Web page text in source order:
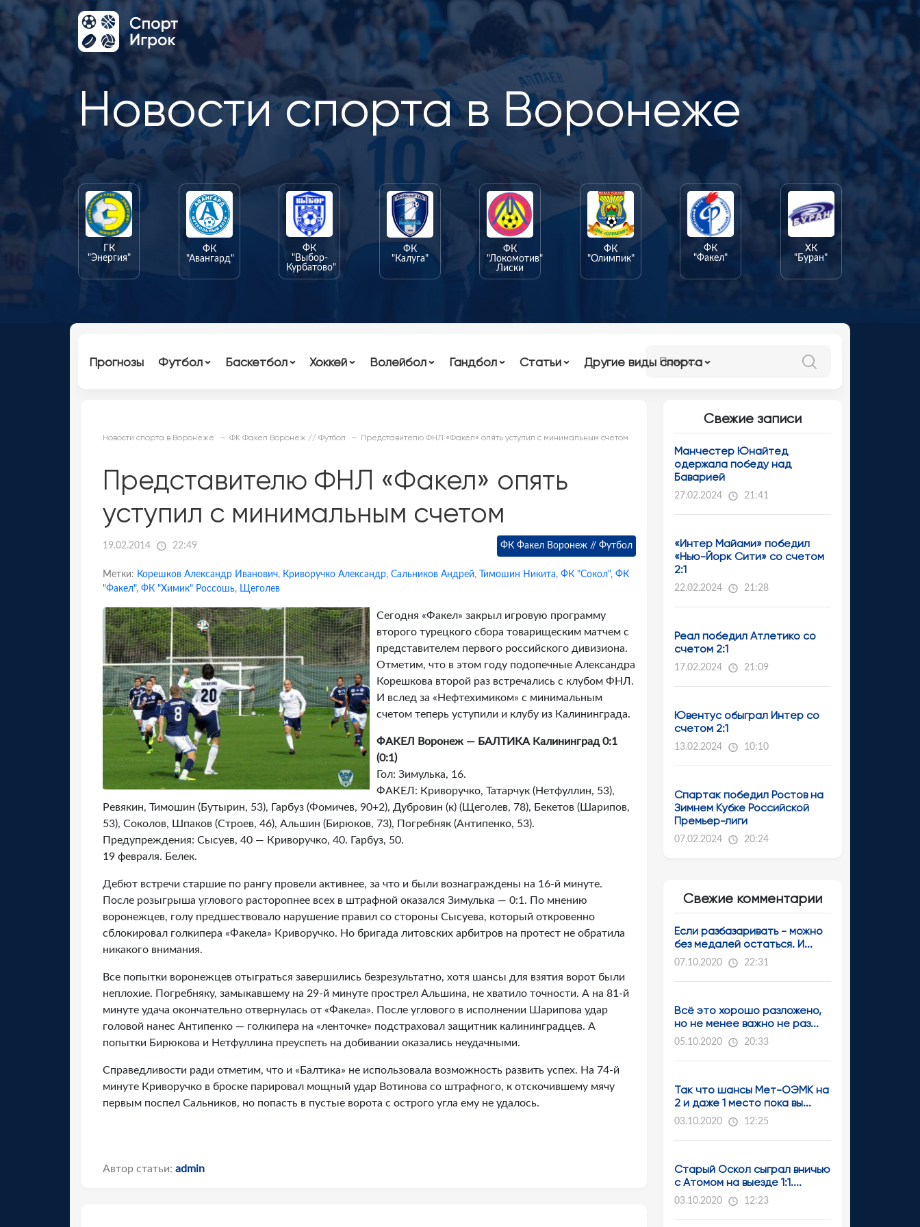
Новости спорта в Воронеже
ГК
"Энергия"
ФК
"Авангард"
ФК
"Выбор-
Курбатово"
ФК
"Калуга"
ФК
"Локомотив"
Лиски
ФК
"Олимпик"
ФК
"Факел"
ХК
"Буран"
Прогнозы Футбол Баскетбол Хоккей Волейбол Гандбол Статьи Другие виды спорта
Новости спорта в Воронеже ФК Факел Воронеж // Футбол Представителю ФНЛ «Факел» опять уступил с минимальным счетом
Представителю ФНЛ «Факел» опять
уступил с минимальным счетом
19.02.2014 22:49 ФК Факел Воронеж // Футбол
Метки: Корешков Александр Иванович, Криворучко Александр, Сальников Андрей, Тимошин Никита, ФК "Сокол", ФК
"Факел", ФК "Химик" Россошь, Щеголев
Сегодня «Факел» закрыл игровую программу
второго турецкого сбора товарищеским матчем с
представителем первого российского дивизиона.
Отметим, что в этом году подопечные Александра
Корешкова второй раз встречались с клубом ФНЛ.
И вслед за «Нефтехимиком» с минимальным
счетом теперь уступили и клубу из Калининграда.
ФАКЕЛ Воронеж — БАЛТИКА Калининград 0:1
(0:1)
Гол: Зимулька, 16.
ФАКЕЛ: Криворучко, Татарчук (Нетфуллин, 53),
Ревякин, Тимошин (Бутырин, 53), Гарбуз (Фомичев, 90+2), Дубровин (к) (Щеголев, 78), Бекетов (Шарипов,
53), Соколов, Шпаков (Строев, 46), Альшин (Бирюков, 73), Погребняк (Антипенко, 53).
Предупреждения: Сысуев, 40 — Криворучко, 40. Гарбуз, 50.
19 февраля. Белек.
Дебют встречи старшие по рангу провели активнее, за что и были вознаграждены на 16-й минуте.
После розыгрыша углового расторопнее всех в штрафной оказался Зимулька — 0:1. По мнению
воронежцев, голу предшествовало нарушение правил со стороны Сысуева, который откровенно
сблокировал голкипера «Факела» Криворучко. Но бригада литовских арбитров на протест не обратила
никакого внимания.
Все попытки воронежцев отыграться завершились безрезультатно, хотя шансы для взятия ворот были
неплохие. Погребняку, замыкавшему на 29-й минуте прострел Альшина, не хватило точности. А на 81-й
минуте удача окончательно отвернулась от «Факела». После углового в исполнении Шарипова удар
головой нанес Антипенко — голкипера на «ленточке» подстраховал защитник калининградцев. А
попытки Бирюкова и Нетфуллина преуспеть на добивании оказались неудачными.
Справедливости ради отметим, что и «Балтика» не использовала возможность развить успех. На 74-й
минуте Криворучко в броске парировал мощный удар Вотинова со штрафного, к отскочившему мячу
первым поспел Сальников, но попасть в пустые ворота с острого угла ему не удалось.
Автор статьи: admin
Свежие записи
Манчестер Юнайтед
одержала победу над
Баварией
27.02.2024 21:41
«Интер Майами» победил
«Нью-Йорк Сити» со счетом
2:1
22.02.2024 21:28
Реал победил Атлетико со
счетом 2:1
17.02.2024 21:09
Ювентус обыграл Интер со
счетом 2:1
13.02.2024 10:10
Спартак победил Ростов на
Зимнем Кубке Российской
Премьер-лиги
07.02.2024 20:24
Свежие комментарии
Если разбазаривать - можно
без медалей остаться. И...
07.10.2020 22:31
Всё это хорошо разложено,
но не менее важно не раз...
05.10.2020 20:33
Так что шансы Мет-ОЭМК на
2 и даже 1 место пока вы...
03.10.2020 12:25
Старый Оскол сыграл вничью
с Атомом на выезде 1:1....
03.10.2020 12:23